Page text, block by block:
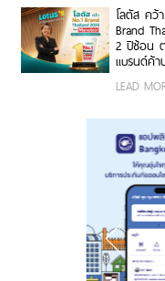
นานสูงสุ
เดือน
โลตัส คว้
Brand
2 ปีซ้อน
แบรนด์ค้า
มหาชน ผ่า
แข็งแกร่ง
ประสบการ
ที่หาที่ไหน
อย่าง The
Hidden
Thailand
LEAD